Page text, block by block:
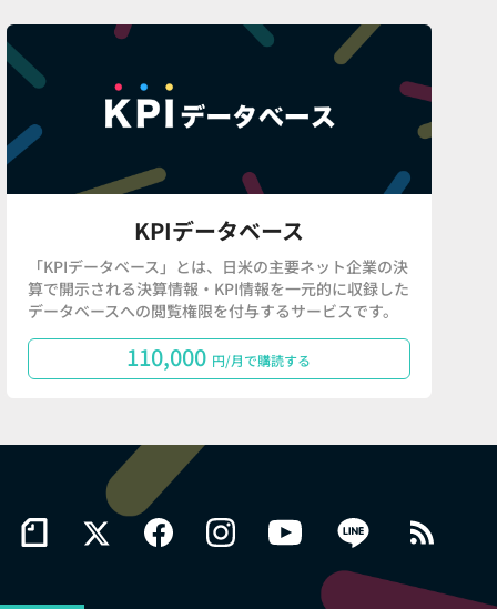
KPIデータベース
「KPIデータベース」とは、日米の主要ネット企業の決
算で開示される決算情報・KPI情報を一元的に収録した
データベースへの閲覧権限を付与するサービスです。
110,000 円/月で購読する